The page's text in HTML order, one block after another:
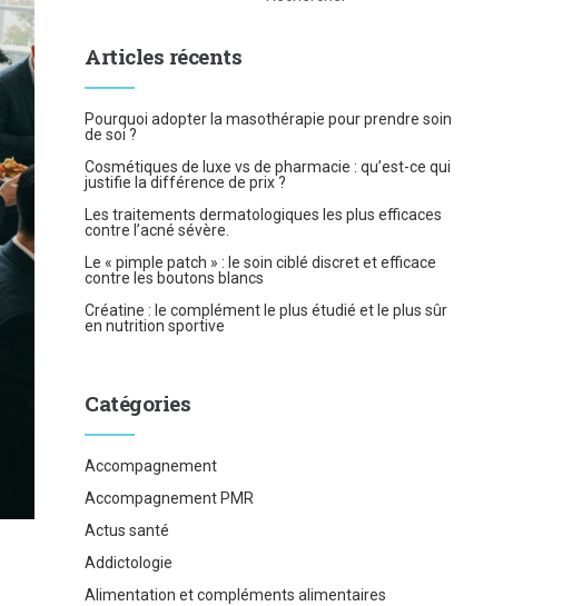
Articles récents
Pourquoi adopter la masothérapie pour prendre soin
de soi ?
Cosmétiques de luxe vs de pharmacie : qu’est-ce qui
justifie la différence de prix ?
Les traitements dermatologiques les plus efficaces
contre l’acné sévère.
Le « pimple patch » : le soin ciblé discret et efficace
contre les boutons blancs
Créatine : le complément le plus étudié et le plus sûr
en nutrition sportive
Catégories
Accompagnement
Accompagnement PMR
Actus santé
Addictologie
Alimentation et compléments alimentaires